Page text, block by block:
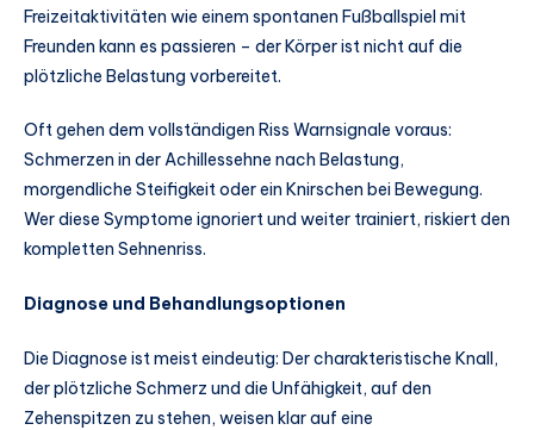
Freizeitaktivitäten wie einem spontanen Fußballspiel mit
Freunden kann es passieren – der Körper ist nicht auf die
plötzliche Belastung vorbereitet.
Oft gehen dem vollständigen Riss Warnsignale voraus:
Schmerzen in der Achillessehne nach Belastung,
morgendliche Steifigkeit oder ein Knirschen bei Bewegung.
Wer diese Symptome ignoriert und weiter trainiert, riskiert den
kompletten Sehnenriss.
Diagnose und Behandlungsoptionen
Die Diagnose ist meist eindeutig: Der charakteristische Knall,
der plötzliche Schmerz und die Unfähigkeit, auf den
Zehenspitzen zu stehen, weisen klar auf eine